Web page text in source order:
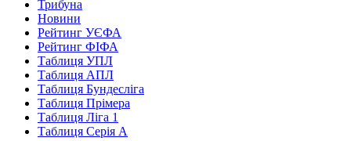
Трибуна
Новини
Рейтинг УЄФА
Рейтинг ФІФА
Таблиця УПЛ
Таблиця АПЛ
Таблиця Бундесліга
Таблиця Прімера
Таблиця Ліга 1
Таблиця Серія А